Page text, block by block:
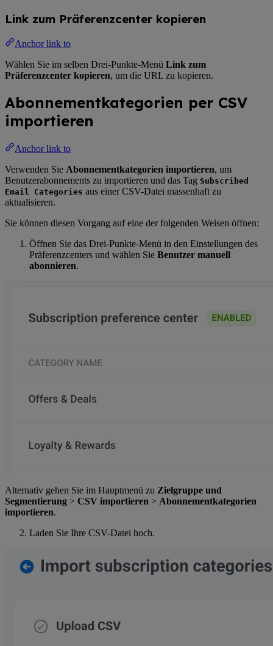
Link zum Präferenzcenter kopieren
Anchor link to
Wählen Sie im selben Drei-Punkte-Menü Link zum
Präferenzcenter kopieren, um die URL zu kopieren.
Abonnementkategorien per CSV
importieren
Anchor link to
Verwenden Sie Abonnementkategorien importieren, um
Benutzerabonnements zu importieren und das Tag Subscribed
Email Categories aus einer CSV-Datei massenhaft zu
aktualisieren.
Sie können diesen Vorgang auf eine der folgenden Weisen öffnen:
Öffnen Sie das Drei-Punkte-Menü in den Einstellungen des
Präferenzcenters und wählen Sie Benutzer manuell
abonnieren.
Alternativ gehen Sie im Hauptmenü zu Zielgruppe und
Segmentierung > CSV importieren > Abonnementkategorien
importieren.
Laden Sie Ihre CSV-Datei hoch.